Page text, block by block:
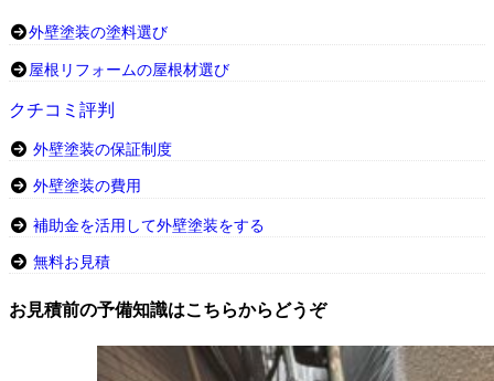
外壁塗装の塗料選び
屋根リフォームの屋根材選び
クチコミ評判
外壁塗装の保証制度
外壁塗装の費用
補助金を活用して外壁塗装をする
無料お見積
お見積前の予備知識はこちらからどうぞ